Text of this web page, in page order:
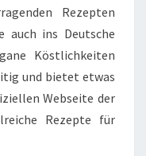
Rezepten
auch ins Deutsche
Köstlichkeiten
und bietet etwas
Webseite der
Rezepte für